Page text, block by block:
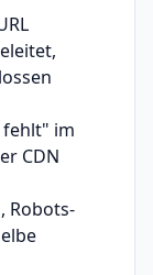
fehlt" im
CDN
Robots-